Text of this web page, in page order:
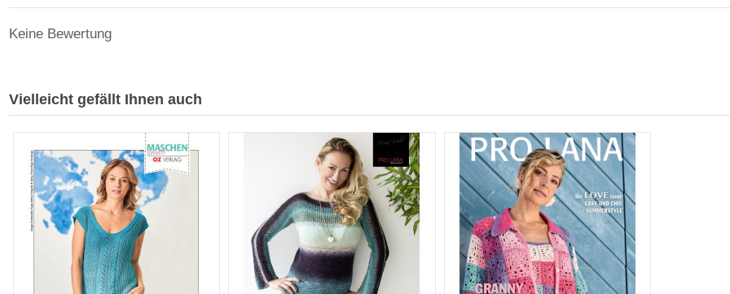
Keine Bewertung
Vielleicht gefällt Ihnen auch